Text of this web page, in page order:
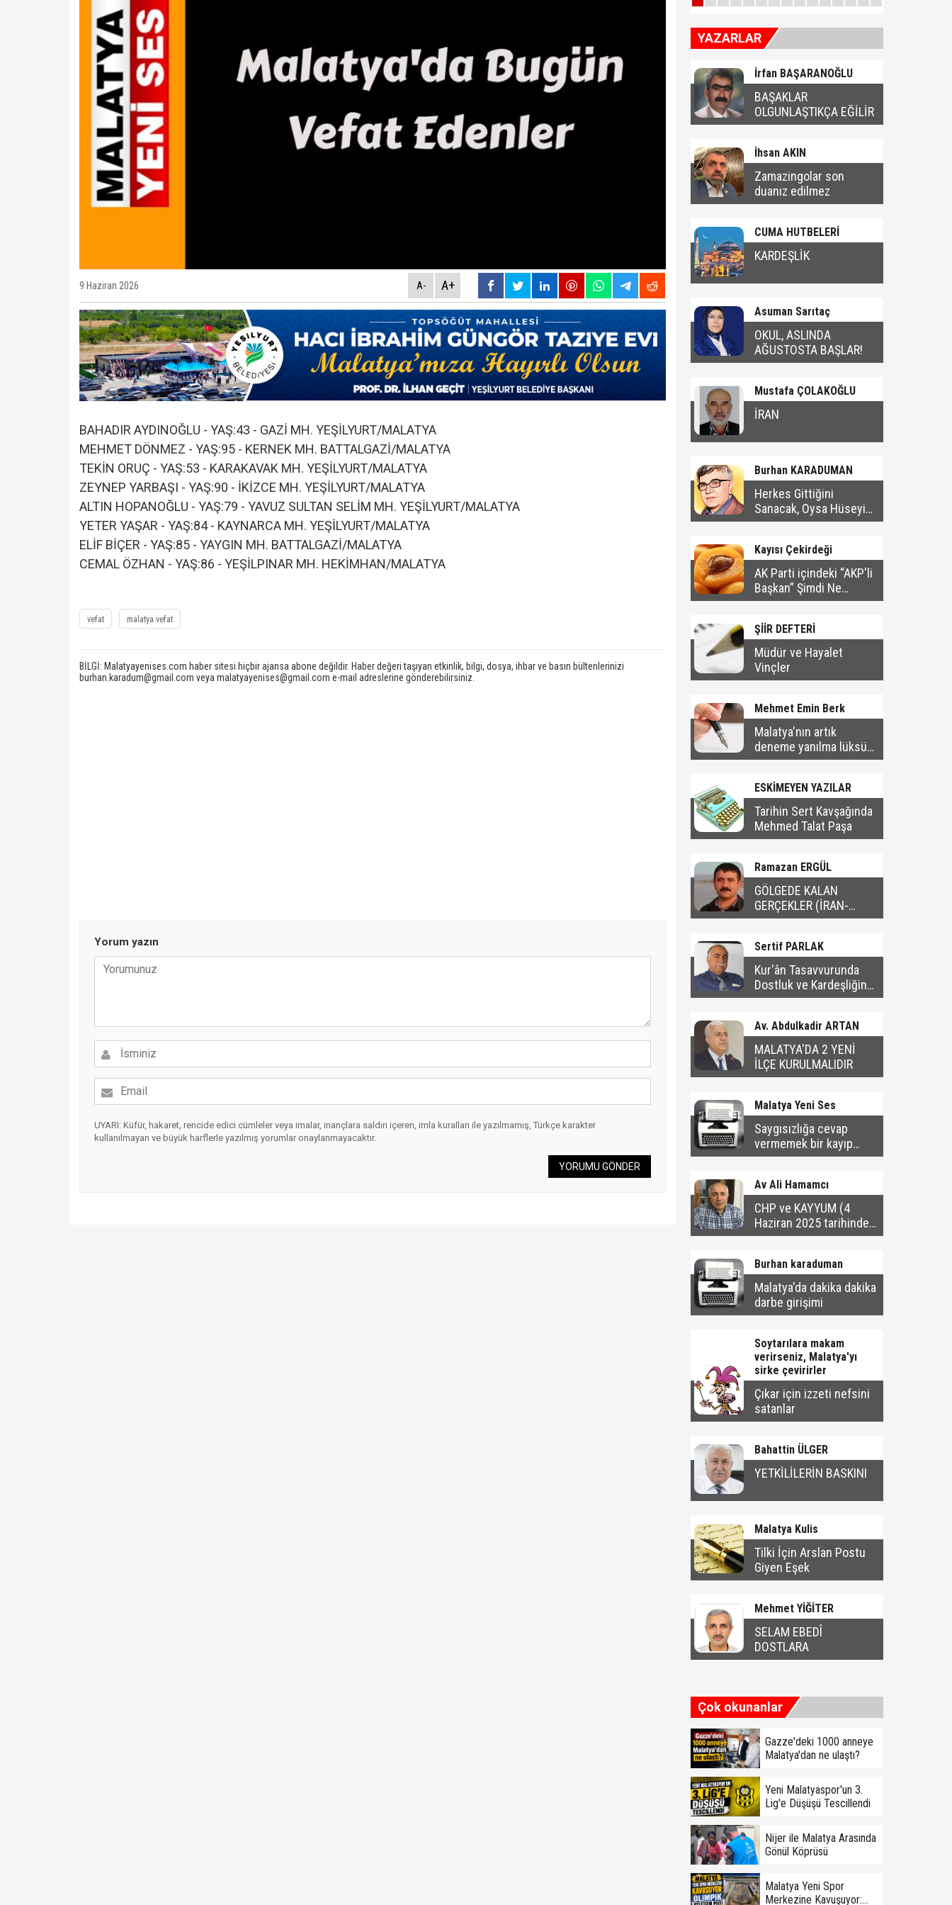
9 Haziran 2026 A- A+
BAHADIR AYDINOĞLU - YAŞ:43 - GAZİ MH. YEŞİLYURT/MALATYA
MEHMET DÖNMEZ - YAŞ:95 - KERNEK MH. BATTALGAZİ/MALATYA
TEKİN ORUÇ - YAŞ:53 - KARAKAVAK MH. YEŞİLYURT/MALATYA
ZEYNEP YARBAŞI - YAŞ:90 - İKİZCE MH. YEŞİLYURT/MALATYA
ALTIN HOPANOĞLU - YAŞ:79 - YAVUZ SULTAN SELİM MH. YEŞİLYURT/MALATYA
YETER YAŞAR - YAŞ:84 - KAYNARCA MH. YEŞİLYURT/MALATYA
ELİF BİÇER - YAŞ:85 - YAYGIN MH. BATTALGAZİ/MALATYA
CEMAL ÖZHAN - YAŞ:86 - YEŞİLPINAR MH. HEKİMHAN/MALATYA
vefat malatya vefat
BİLGİ: Malatyayenises.com haber sitesi hiçbir ajansa abone değildir. Haber değeri taşıyan etkinlik, bilgi, dosya, ihbar ve basın bültenlerinizi
burhan.karadum@gmail.com veya malatyayenises@gmail.com e-mail adreslerine gönderebilirsiniz.
Yorum yazın
UYARI: Küfür, hakaret, rencide edici cümleler veya imalar, inançlara saldırı içeren, imla kuralları ile yazılmamış, Türkçe karakter
kullanılmayan ve büyük harflerle yazılmış yorumlar onaylanmayacaktır.
YORUMU GÖNDER
YAZARLAR
İrfan BAŞARANOĞLU
BAŞAKLAR
OLGUNLAŞTIKÇA EĞİLİR
İhsan AKIN
Zamazingolar son
duanız edilmez
CUMA HUTBELERİ
KARDEŞLİK
Asuman Sarıtaç
OKUL, ASLINDA
AĞUSTOSTA BAŞLAR!
Mustafa ÇOLAKOĞLU
İRAN
Burhan KARADUMAN
Herkes Gittiğini
Sanacak, Oysa Hüseyin
Bu Şehirde Kalacak
Kayısı Çekirdeği
AK Parti içindeki “AKP'li
Başkan” Şimdi Ne
Yapacak?
ŞİİR DEFTERİ
Müdür ve Hayalet
Vinçler
Mehmet Emin Berk
Malatya'nın artık
deneme yanılma lüksü
yok
ESKİMEYEN YAZILAR
Tarihin Sert Kavşağında
Mehmed Talat Paşa
Ramazan ERGÜL
GÖLGEDE KALAN
GERÇEKLER (İRAN-
AMERİKA SAVAŞI)- 2
Sertif PARLAK
Kur'ân Tasavvurunda
Dostluk ve Kardeşliğin
Ahlâkî Sınırları
Av. Abdulkadir ARTAN
MALATYA'DA 2 YENİ
İLÇE KURULMALIDIR
Malatya Yeni Ses
Saygısızlığa cevap
vermemek bir kayıp
değil; bir kazançtır
Av Ali Hamamcı
CHP ve KAYYUM (4
Haziran 2025 tarihinde
yayınlanan yazı)
Burhan karaduman
Malatya'da dakika dakika
darbe girişimi
Soytarılara makam
verirseniz, Malatya'yı
sirke çevirirler
Çıkar için izzeti nefsini
satanlar
Bahattin ÜLGER
YETKİLİLERİN BASKINI
Malatya Kulis
Tilki İçin Arslan Postu
Giyen Eşek
Mehmet YİĞİTER
SELAM EBEDÎ
DOSTLARA
Çok okunanlar
Gazze'deki 1000 anneye
Malatya'dan ne ulaştı?
Yeni Malatyaspor'un 3.
Lig'e Düşüşü Tescillendi
Nijer ile Malatya Arasında
Gönül Köprüsü
Malatya Yeni Spor
Merkezine Kavuşuyor: